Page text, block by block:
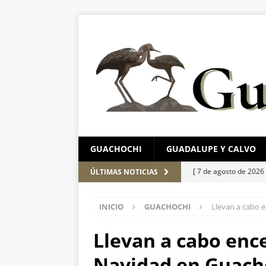
GUACHOCHI GUADALUPE Y CALVO
ÚLTIMAS NOTICIAS
[ 7 de agosto de
[ 7 de agosto de
aprehensión
INICIO GUACHOCHI Llevan a cabo
Llevan a cabo